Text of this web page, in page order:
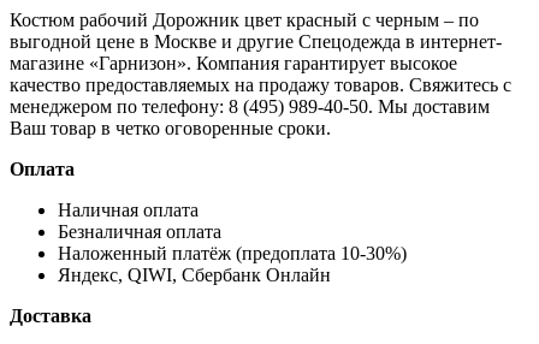
Костюм рабочий Дорожник цвет красный с черным – по
выгодной цене в Москве и другие Спецодежда в интернет-
магазине «Гарнизон». Компания гарантирует высокое
качество предоставляемых на продажу товаров. Свяжитесь с
менеджером по телефону: 8 (495) 989-40-50. Мы доставим
Ваш товар в четко оговоренные сроки.
Оплата
Наличная оплата
Безналичная оплата
Наложенный платёж (предоплата 10-30%)
Яндекс, QIWI, Сбербанк Онлайн
Доставка